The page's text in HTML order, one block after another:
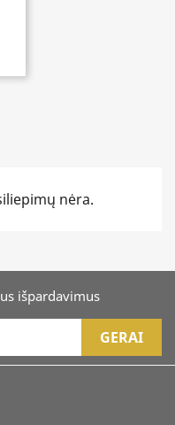
nėra.
išpardavimus